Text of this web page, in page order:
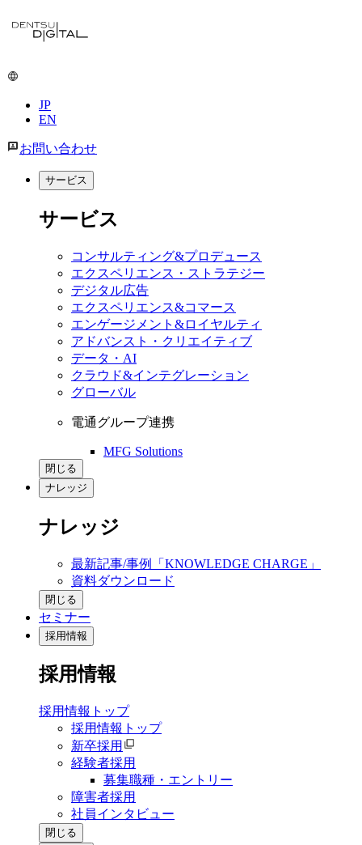
メ
コ
ツ
JP
EN
お問い合わせ
サービス
サービス
コンサルティング&プロデュース
エクスペリエンス・ストラテジー
デジタル広告
エクスペリエンス&コマース
エンゲージメント&ロイヤルティ
アドバンスト・クリエイティブ
データ・AI
クラウド&インテグレーション
グローバル
電通グループ連携
MFG Solutions
閉じる
ナレッジ
ナレッジ
最新記事/事例「KNOWLEDGE CHARGE」
資料ダウンロード
閉じる
セミナー
採用情報
採用情報
採用情報トップ
採用情報トップ
新卒採用
経験者採用
募集職種・エントリー
障害者採用
社員インタビュー
閉じる